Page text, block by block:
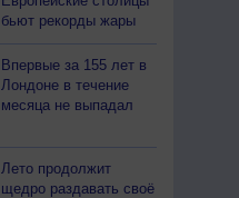
бьют рекорды жары
Впервые за 155 лет в
Лондоне в течение
месяца не выпадал
Лето продолжит
щедро раздавать своё